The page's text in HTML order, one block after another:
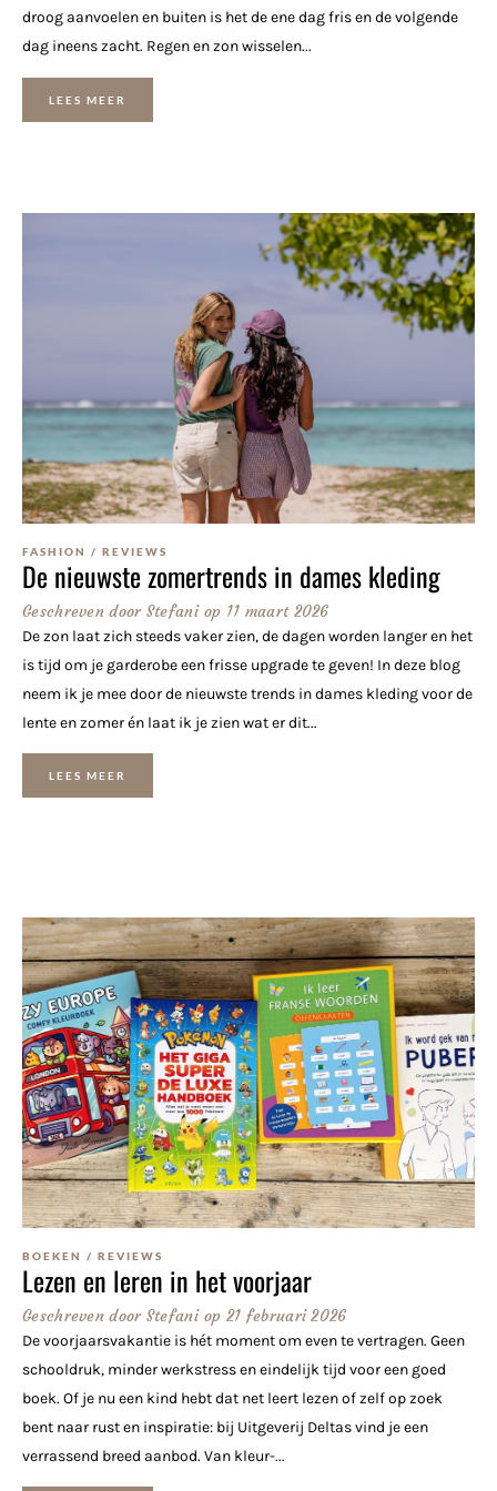
droog aanvoelen en buiten is het de ene dag fris en de volgende
dag ineens zacht. Regen en zon wisselen...
LEES MEER
FASHION / REVIEWS
De nieuwste zomertrends in dames kleding
Geschreven doorStefani op 11 maart 2026
De zon laat zich steeds vaker zien, de dagen worden langer en het
is tijd om je garderobe een frisse upgrade te geven! In deze blog
neem ik je mee door de nieuwste trends in dames kleding voor de
lente en zomer én laat ik je zien wat er dit...
LEES MEER
BOEKEN / REVIEWS
Lezen en leren in het voorjaar
Geschreven doorStefani op 21 februari 2026
De voorjaarsvakantie is hét moment om even te vertragen. Geen
schooldruk, minder werkstress en eindelijk tijd voor een goed
boek. Of je nu een kind hebt dat net leert lezen of zelf op zoek
bent naar rust en inspiratie: bij Uitgeverij Deltas vind je een
verrassend breed aanbod. Van kleur-...